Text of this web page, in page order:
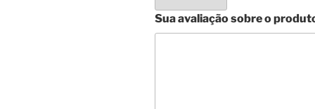
Sua avaliação sobre o